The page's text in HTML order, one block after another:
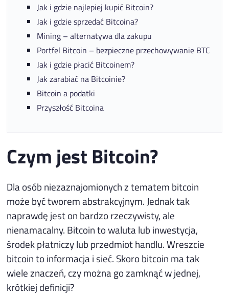
Jak i gdzie najlepiej kupić Bitcoin?
Jak i gdzie sprzedać Bitcoina?
Mining – alternatywa dla zakupu
Portfel Bitcoin – bezpieczne przechowywanie BTC
Jak i gdzie płacić Bitcoinem?
Jak zarabiać na Bitcoinie?
Bitcoin a podatki
Przyszłość Bitcoina
Czym jest Bitcoin?
Dla osób niezaznajomionych z tematem bitcoin
może być tworem abstrakcyjnym. Jednak tak
naprawdę jest on bardzo rzeczywisty, ale
nienamacalny. Bitcoin to waluta lub inwestycja,
środek płatniczy lub przedmiot handlu. Wreszcie
bitcoin to informacja i sieć. Skoro bitcoin ma tak
wiele znaczeń, czy można go zamknąć w jednej,
krótkiej definicji?